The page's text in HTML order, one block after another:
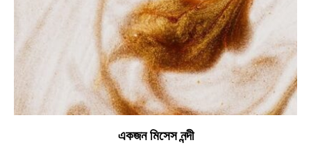
একজন মিসেস নন্দী